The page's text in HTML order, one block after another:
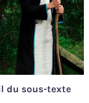
du sous-texte